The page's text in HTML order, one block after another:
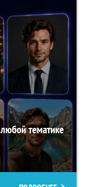
тематике